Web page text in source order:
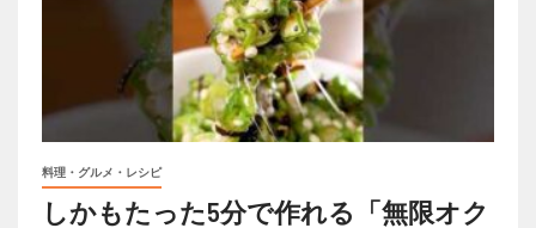
料理・グルメ・レシピ
しかもたった5分で作れる「無限オク